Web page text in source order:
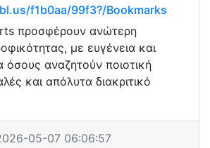
f1b0aa/99f3?/Bookmarks
προσφέρουν ανώτερη
με ευγένεια και
όσους αναζητούν ποιοτική
και απόλυτα διακριτικό
05-07 06:06:57